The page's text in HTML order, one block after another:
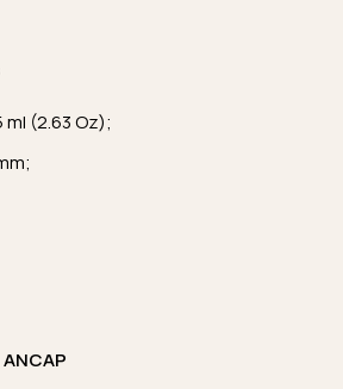
(2.63 Oz);